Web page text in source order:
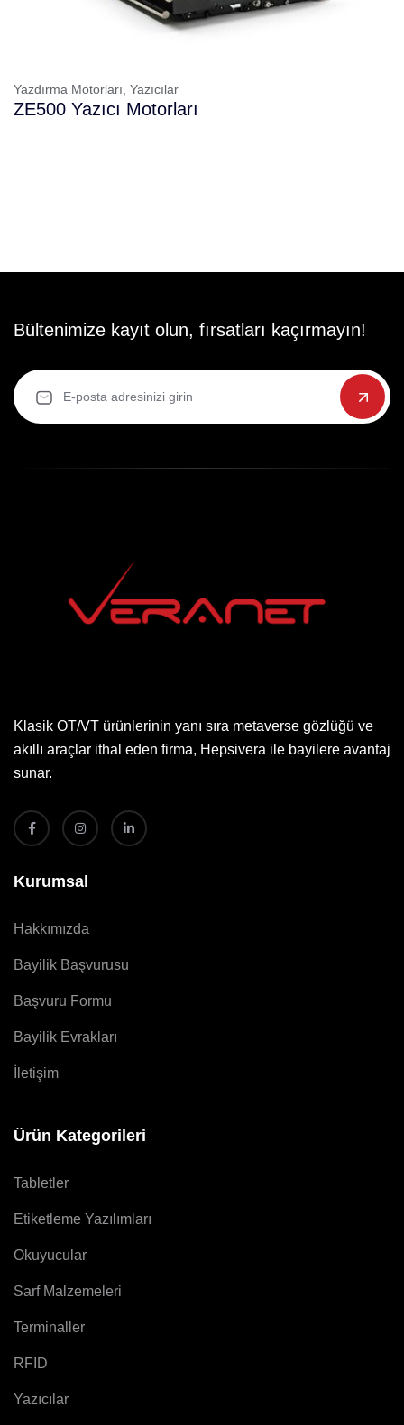
Yazdırma Motorları, Yazıcılar
ZE500 Yazıcı Motorları
Bültenimize kayıt olun, fırsatları kaçırmayın!
Klasik OT/VT ürünlerinin yanı sıra metaverse gözlüğü ve
akıllı araçlar ithal eden firma, Hepsivera ile bayilere avantaj
sunar.
Kurumsal
Hakkımızda
Bayilik Başvurusu
Başvuru Formu
Bayilik Evrakları
İletişim
Ürün Kategorileri
Tabletler
Etiketleme Yazılımları
Okuyucular
Sarf Malzemeleri
Terminaller
RFID
Yazıcılar